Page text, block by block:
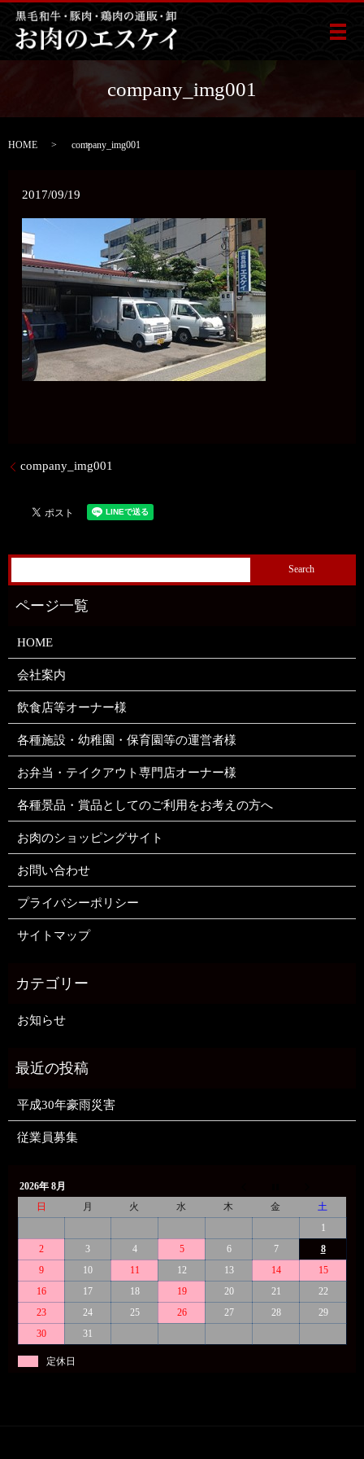
メ
company_img001
HOME company_img001
2017/09/19
company_img001
HOME
会社案内
飲食店等オーナー様
各種施設・幼稚園・保育園等の運営者様
お弁当・テイクアウト専門店オーナー様
各種景品・賞品としてのご利用をお考えの方へ
お肉のショッピングサイト
お問い合わせ
プライバシーポリシー
サイトマップ
お知らせ
平成30年豪雨災害
従業員募集
2026年 8月
日
月 火 水 木 金
土
1
2
3 4 5 6 7
8
9
10 11 12 13 14
15
16
17 18 19 20 21
22
23
24 25 26 27 28
29
30
31
定休日